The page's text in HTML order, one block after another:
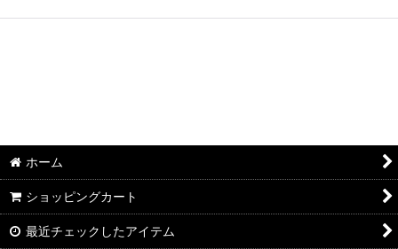
ホーム
ショッピングカート
最近チェックしたアイテム